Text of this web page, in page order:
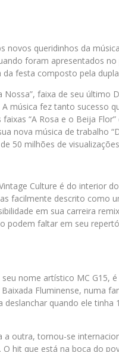
novos queridinhos da
foram apresentados no
festa composto pela
faixa de seu último
música fez tanto sucesso
“A Rosa e o Beija
nova música de trabalho
50 milhões de
Culture é do interior
facilmente descrito como
em sua carreira
podem faltar em seu
nome artístico MC G15,
Fluminense, numa
quando ele
a outra, tornou-se
O hit que está na boca do